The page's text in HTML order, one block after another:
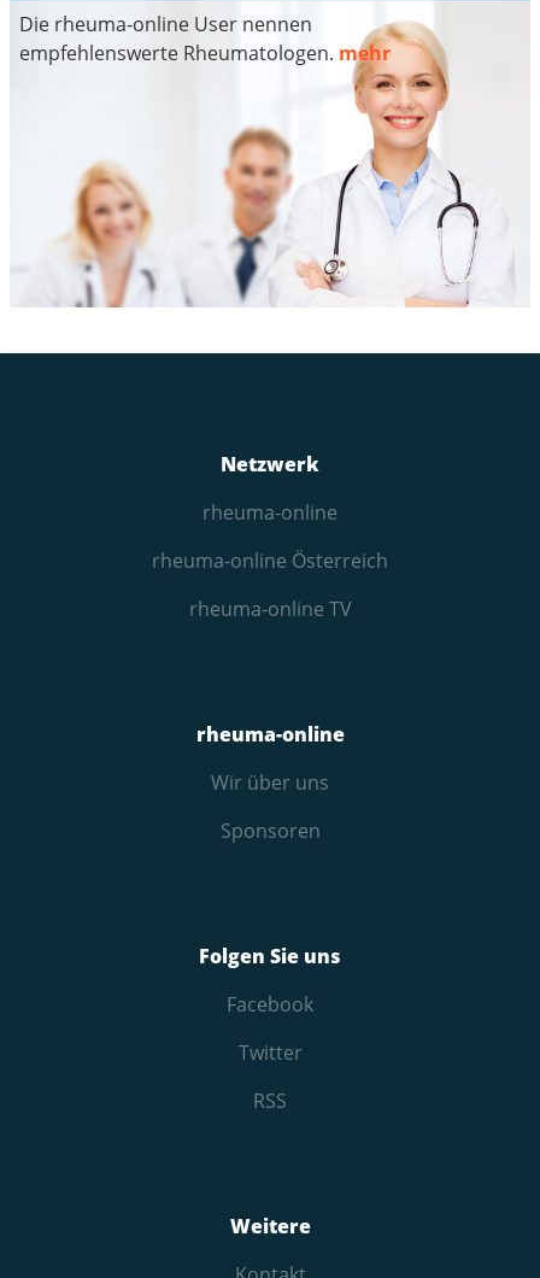
Die rheuma-online User nennen
empfehlenswerte Rheumatologen. mehr
Netzwerk
rheuma-online
rheuma-online Österreich
rheuma-online TV
rheuma-online
Wir über uns
Sponsoren
Folgen Sie uns
Facebook
Twitter
RSS
Weitere